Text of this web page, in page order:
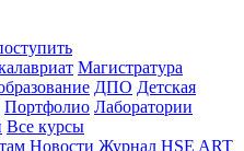
Магистратура
ДПО Детская
Портфолио Лаборатории
Все курсы
Новости Журнал HSE ART